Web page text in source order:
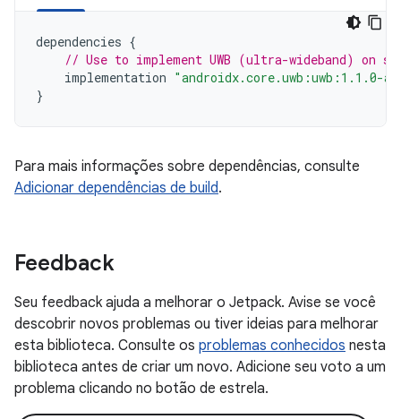
dependencies {
// Use to implement UWB (ultra-wideband) on
implementation "androidx.core.uwb:uwb:1.1.0-
}
Para mais informações sobre dependências, consulte
Adicionar dependências de build.
Feedback
Seu feedback ajuda a melhorar o Jetpack. Avise se você
descobrir novos problemas ou tiver ideias para melhorar
esta biblioteca. Consulte os problemas conhecidos nesta
biblioteca antes de criar um novo. Adicione seu voto a um
problema clicando no botão de estrela.